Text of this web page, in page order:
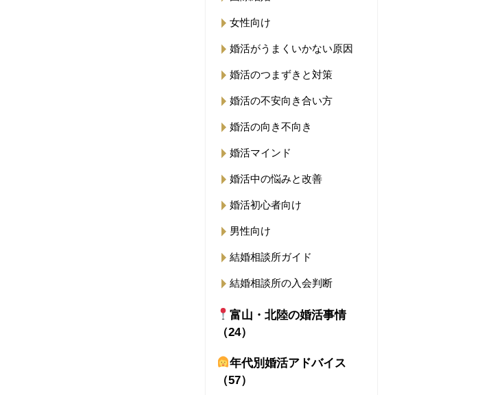
女性向け
婚活がうまくいかない原因
婚活のつまずきと対策
婚活の不安向き合い方
婚活の向き不向き
婚活マインド
婚活中の悩みと改善
婚活初心者向け
男性向け
結婚相談所ガイド
結婚相談所の入会判断
富山・北陸の婚活事情
（24）
年代別婚活アドバイス
（57）